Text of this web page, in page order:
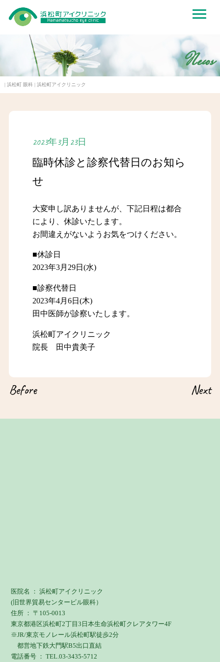
News
| 浜松町 眼科 | 浜松町アイクリニック
2023年3月23日
臨時休診と診察代替日のお知ら
せ
大変申し訳ありませんが、下記日程は都合
により、休診いたします。
お間違えがないようお気をつけください。
■休診日
2023年3月29日(水)
■診察代替日
2023年4月6日(木)
田中医師が診察いたします。
浜松町アイクリニック
院長 田中貴美子
Before Next
医院名 ： 浜松町アイクリニック
(旧世界貿易センタービル眼科）
住所 ： 〒105-0013
東京都港区浜松町2丁目3日本生命浜松町クレアタワー4F
※JR/東京モノレール浜松町駅徒歩2分
都営地下鉄大門駅B5出口直結
電話番号 ： TEL.03-3435-5712